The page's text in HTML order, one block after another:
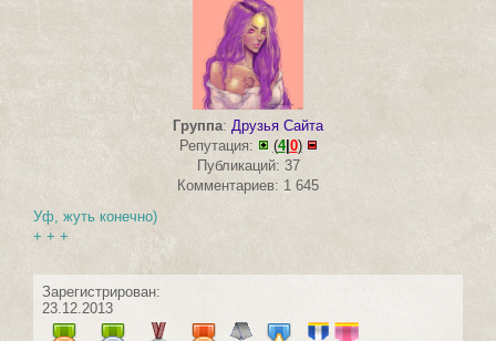
Группа: Друзья Сайта
Репутация:
(4| 0)
Публикаций: 37
Комментариев: 1 645
Уф, жуть конечно)
+ + +
Зарегистрирован:
23.12.2013